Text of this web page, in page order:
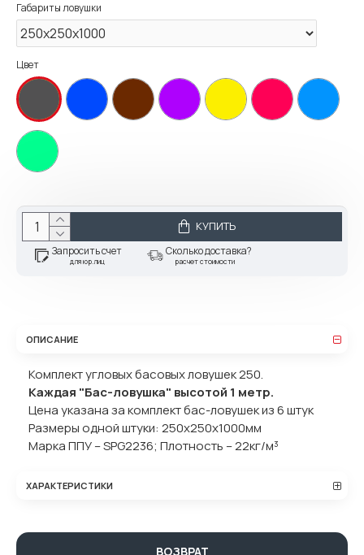
Габариты ловушки
Цвет
КУПИТЬ
Запросить счет
для юр.лиц
Сколько доставка?
расчет стоимости
ОПИСАНИЕ
Комплект угловых басовых ловушек 250.
Каждая "Бас-ловушка" высотой 1 метр.
Цена указана за комплект бас-ловушек из 6 штук
Размеры одной штуки: 250x250x1000мм
Марка ППУ – SPG2236; Плотность – 22кг/м³
ХАРАКТЕРИСТИКИ
ВОЗВРАТ